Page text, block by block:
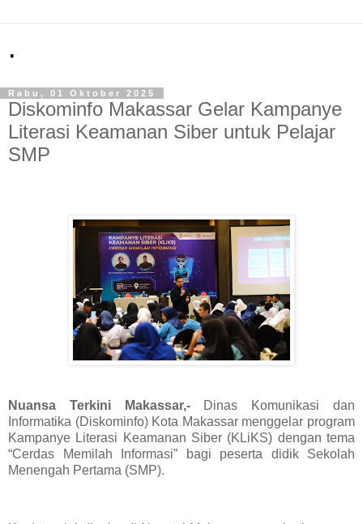
.
Rabu, 01 Oktober 2025
Diskominfo Makassar Gelar Kampanye
Literasi Keamanan Siber untuk Pelajar
SMP
Nuansa Terkini Makassar,-Dinas Komunikasi dan
Informatika (Diskominfo) Kota Makassar menggelar program
Kampanye Literasi Keamanan Siber (KLiKS) dengan tema
“Cerdas Memilah Informasi” bagi peserta didik Sekolah
Menengah Pertama (SMP).